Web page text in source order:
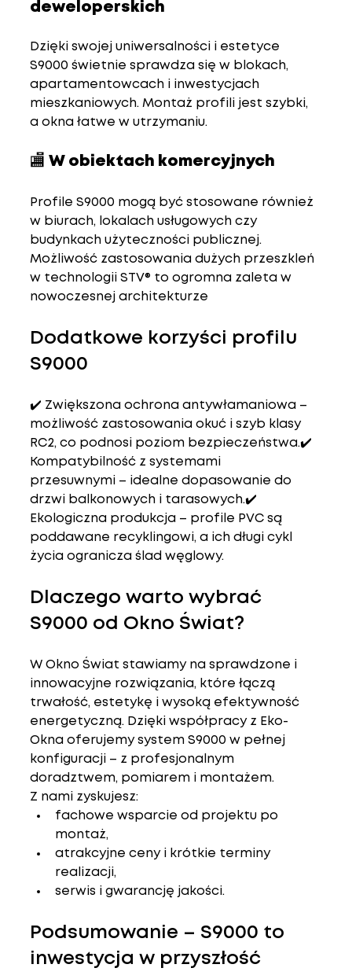
deweloperskich
Dzięki swojej uniwersalności i estetyce
S9000 świetnie sprawdza się w blokach,
apartamentowcach i inwestycjach
mieszkaniowych. Montaż profili jest szybki,
a okna łatwe w utrzymaniu.
🏬 W obiektach komercyjnych
Profile S9000 mogą być stosowane również
w biurach, lokalach usługowych czy
budynkach użyteczności publicznej.
Możliwość zastosowania dużych przeszkleń
w technologii STV® to ogromna zaleta w
nowoczesnej architekturze
Dodatkowe korzyści profilu
S9000
✔️ Zwiększona ochrona antywłamaniowa –
możliwość zastosowania okuć i szyb klasy
RC2, co podnosi poziom bezpieczeństwa.✔️
Kompatybilność z systemami
przesuwnymi – idealne dopasowanie do
drzwi balkonowych i tarasowych.✔️
Ekologiczna produkcja – profile PVC są
poddawane recyklingowi, a ich długi cykl
życia ogranicza ślad węglowy.
Dlaczego warto wybrać
S9000 od Okno Świat?
W Okno Świat stawiamy na sprawdzone i
innowacyjne rozwiązania, które łączą
trwałość, estetykę i wysoką efektywność
energetyczną. Dzięki współpracy z Eko-
Okna oferujemy system S9000 w pełnej
konfiguracji – z profesjonalnym
doradztwem, pomiarem i montażem.
Z nami zyskujesz:
fachowe wsparcie od projektu po
montaż,
atrakcyjne ceny i krótkie terminy
realizacji,
serwis i gwarancję jakości.
Podsumowanie – S9000 to
inwestycja w przyszłość